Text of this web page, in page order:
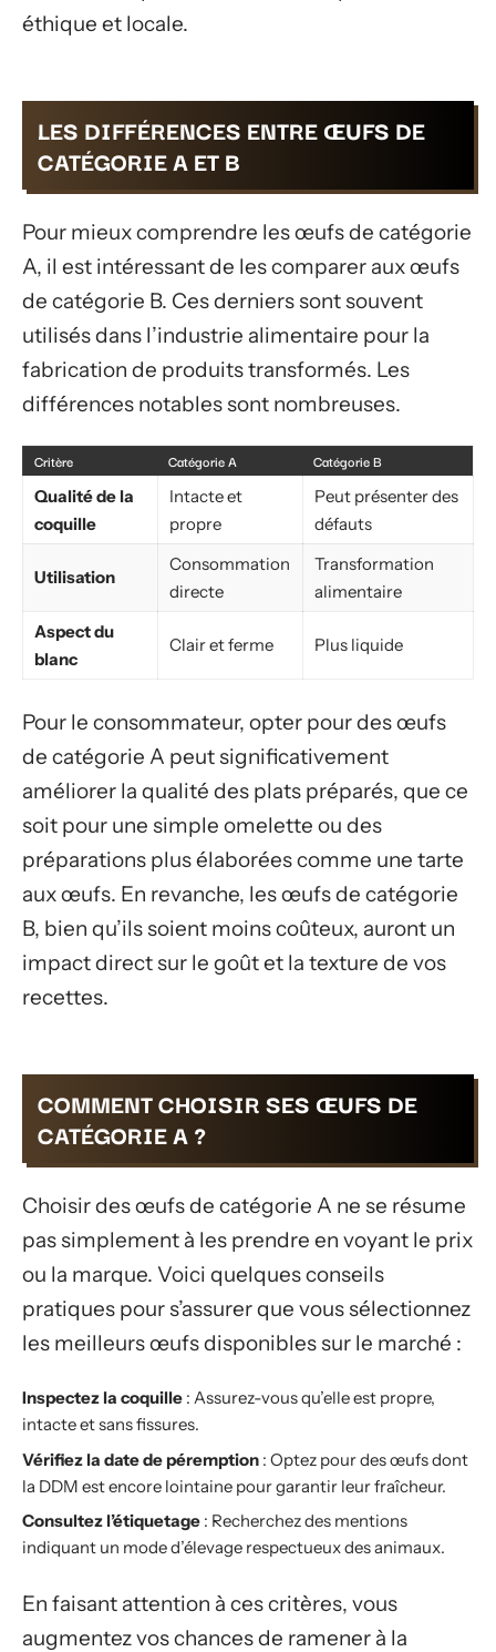
éthique et locale.
LES DIFFÉRENCES ENTRE ŒUFS DE
CATÉGORIE A ET B
Pour mieux comprendre les œufs de catégorie
A, il est intéressant de les comparer aux œufs
de catégorie B. Ces derniers sont souvent
utilisés dans l’industrie alimentaire pour la
fabrication de produits transformés. Les
différences notables sont nombreuses.
Critère Catégorie A
Catégorie B
Qualité de la
coquille
Intacte et
propre
Peut présenter des
défauts
Utilisation
Consommation
directe
Transformation
alimentaire
Aspect du
blanc
Clair et ferme Plus liquide
Pour le consommateur, opter pour des œufs
de catégorie A peut significativement
améliorer la qualité des plats préparés, que ce
soit pour une simple omelette ou des
préparations plus élaborées comme une tarte
aux œufs. En revanche, les œufs de catégorie
B, bien qu’ils soient moins coûteux, auront un
impact direct sur le goût et la texture de vos
recettes.
COMMENT CHOISIR SES ŒUFS DE
CATÉGORIE A ?
Choisir des œufs de catégorie A ne se résume
pas simplement à les prendre en voyant le prix
ou la marque. Voici quelques conseils
pratiques pour s’assurer que vous sélectionnez
les meilleurs œufs disponibles sur le marché :
Inspectez la coquille : Assurez-vous qu’elle est propre,
intacte et sans fissures.
Vérifiez la date de péremption : Optez pour des œufs dont
la DDM est encore lointaine pour garantir leur fraîcheur.
Consultez l’étiquetage : Recherchez des mentions
indiquant un mode d’élevage respectueux des animaux.
En faisant attention à ces critères, vous
augmentez vos chances de ramener à la